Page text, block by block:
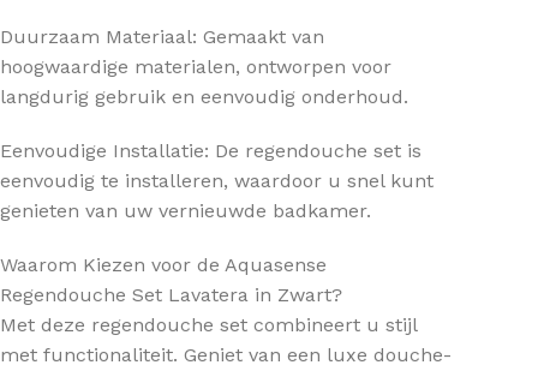
Duurzaam Materiaal: Gemaakt van
hoogwaardige materialen, ontworpen voor
langdurig gebruik en eenvoudig onderhoud.
Eenvoudige Installatie: De regendouche set is
eenvoudig te installeren, waardoor u snel kunt
genieten van uw vernieuwde badkamer.
Waarom Kiezen voor de Aquasense
Regendouche Set Lavatera in Zwart?
Met deze regendouche set combineert u stijl
met functionaliteit. Geniet van een luxe douche-